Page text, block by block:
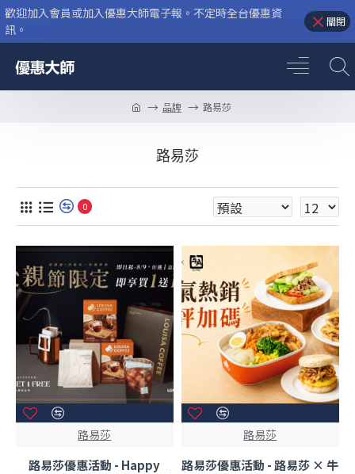
歡迎加入會員或加入優惠大師電子報。不定時全台優惠資
訊。
關閉
品牌 路易莎
路易莎
0
路易莎
路易莎優惠活動 - Happy
路易莎
路易莎優惠活動 - 路易莎 × 牛